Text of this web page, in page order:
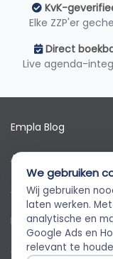
KvK-
Elke ZZP'er
Direct
Live agenda-
Empla Blog
Algemene
AVG
Privacybeleid
Cookiebeleid
Empla
Altijd
We gebruiken
Wij gebruiken
laten werken.
analytische en
Google Ads en
relevant te